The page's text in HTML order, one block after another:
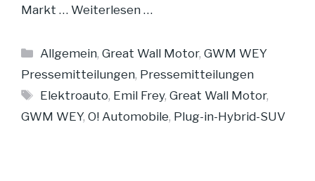
Markt … Weiterlesen …
Kategorien
Allgemein,Great Wall Motor,GWM WEY
Pressemitteilungen, Pressemitteilungen
Schlagwörter
Elektroauto, Emil Frey,Great Wall Motor,
GWM WEY, O! Automobile, Plug-in-Hybrid-SUV